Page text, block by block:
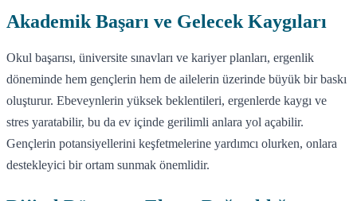
Akademik Başarı ve Gelecek Kaygıları
Okul başarısı, üniversite sınavları ve kariyer planları, ergenlik
döneminde hem gençlerin hem de ailelerin üzerinde büyük bir baskı
oluşturur. Ebeveynlerin yüksek beklentileri, ergenlerde kaygı ve
stres yaratabilir, bu da ev içinde gerilimli anlara yol açabilir.
Gençlerin potansiyellerini keşfetmelerine yardımcı olurken, onlara
destekleyici bir ortam sunmak önemlidir.